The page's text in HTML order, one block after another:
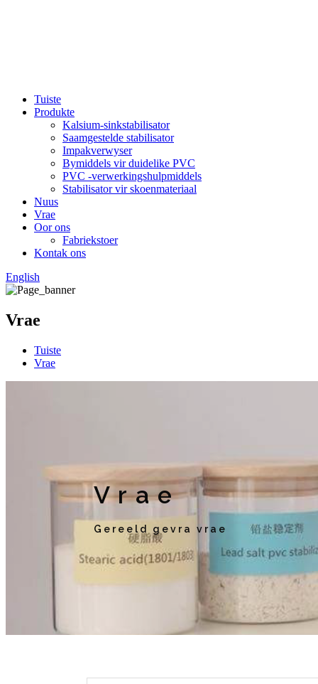
Tuiste
Produkte
Kalsium-sinkstabilisator
Saamgestelde stabilisator
Impakverwyser
Bymiddels vir duidelike PVC
PVC -verwerkingshulpmiddels
Stabilisator vir skoenmateriaal
Nuus
Vrae
Oor ons
Fabriekstoer
Kontak ons
English
Vrae
Tuiste
Vrae
Vrae
Gereeld gevra vrae